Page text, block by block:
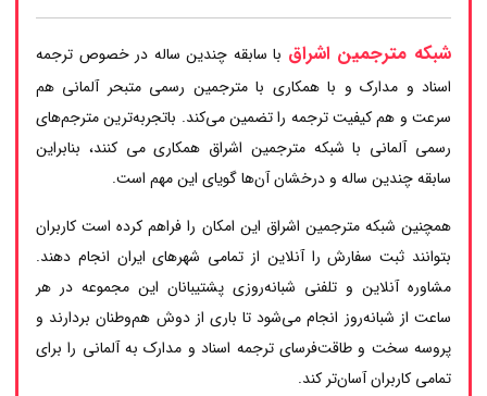
شبکه مترجمین اشراق با سابقه چندین ساله در خصوص ترجمه
اسناد و مدارک و با همکاری با مترجمین رسمی متبحر آلمانی هم
سرعت و هم کیفیت ترجمه را تضمین می‌کند. باتجربه‌ترین مترجم‌های
رسمی آلمانی با شبکه مترجمین اشراق همکاری می کنند، بنابراین
سابقه چندین ساله و درخشان آن‌ها گویای این مهم است.
همچنین شبکه مترجمین اشراق این امکان را فراهم کرده است کاربران
بتوانند ثبت سفارش را آنلاین از تمامی شهرهای ایران انجام دهند.
مشاوره آنلاین و تلفنی شبانه‌روزی پشتیبانان این مجموعه در هر
ساعت از شبانه‌روز انجام می‌شود تا باری از دوش هم‌وطنان بردارند و
پروسه سخت و طاقت‌فرسای ترجمه اسناد و مدارک به آلمانی را برای
تمامی کاربران آسان‌تر کند.